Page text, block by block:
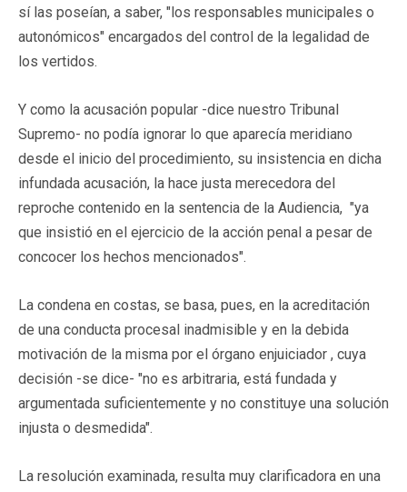
sí las poseían, a saber, "los responsables municipales o
autonómicos" encargados del control de la legalidad de
los vertidos.
Y como la acusación popular -dice nuestro Tribunal
Supremo- no podía ignorar lo que aparecía meridiano
desde el inicio del procedimiento, su insistencia en dicha
infundada acusación, la hace justa merecedora del
reproche contenido en la sentencia de la Audiencia, "ya
que insistió en el ejercicio de la acción penal a pesar de
concocer los hechos mencionados".
La condena en costas, se basa, pues, en la acreditación
de una conducta procesal inadmisible y en la debida
motivación de la misma por el órgano enjuiciador , cuya
decisión -se dice- "no es arbitraria, está fundada y
argumentada suficientemente y no constituye una solución
injusta o desmedida".
La resolución examinada, resulta muy clarificadora en una